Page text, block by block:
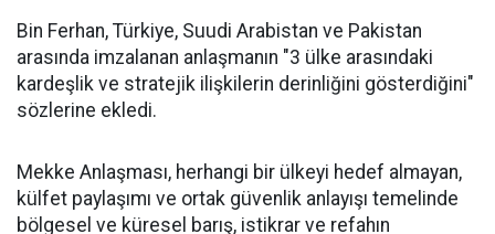
Bin Ferhan, Türkiye, Suudi Arabistan ve Pakistan
arasında imzalanan anlaşmanın "3 ülke arasındaki
kardeşlik ve stratejik ilişkilerin derinliğini gösterdiğini"
sözlerine ekledi.
Mekke Anlaşması, herhangi bir ülkeyi hedef almayan,
külfet paylaşımı ve ortak güvenlik anlayışı temelinde
bölgesel ve küresel barış, istikrar ve refahın